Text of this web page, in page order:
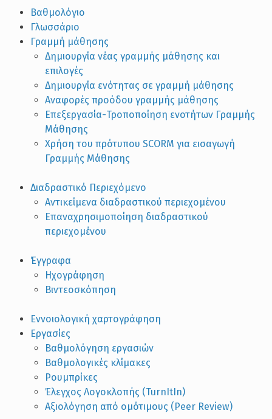
Βαθμολόγιο
Γλωσσάριο
Γραμμή μάθησης
Δημιουργία νέας γραμμής μάθησης και
επιλογές
Δημιουργία ενότητας σε γραμμή μάθησης
Αναφορές προόδου γραμμής μάθησης
Επεξεργασία-Τροποποίηση ενοτήτων Γραμμής
Μάθησης
Χρήση του πρότυπου SCORM για εισαγωγή
Γραμμής Μάθησης
Διαδραστικό Περιεχόμενο
Αντικείμενα διαδραστικού περιεχομένου
Επαναχρησιμοποίηση διαδραστικού
περιεχομένου
Έγγραφα
Ηχογράφηση
Βιντεοσκόπηση
Εννοιολογική χαρτογράφηση
Εργασίες
Βαθμολόγηση εργασιών
Βαθμολογικές κλίμακες
Ρουμπρίκες
Έλεγχος Λογοκλοπής (TurnItIn)
Αξιολόγηση από ομότιμους (Peer Review)